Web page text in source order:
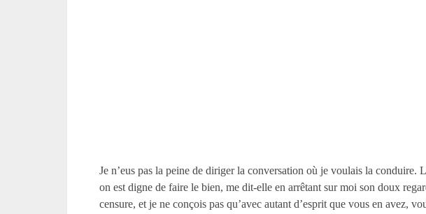
Je n’eus pas la peine de diriger la conversation où je voulais la conduire.
on est digne de faire le bien, me dit-elle en arrêtant sur moi son doux
censure, et je ne conçois pas qu’avec autant d’esprit que vous en avez,